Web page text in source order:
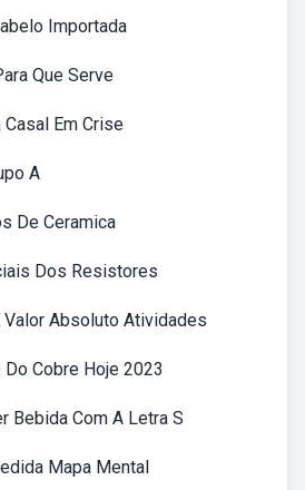
Importada
Que Serve
Em Crise
A
De Ceramica
Dos Resistores
Valor Absoluto Atividades
Cobre Hoje 2023
Bebida Com A Letra S
Mapa Mental